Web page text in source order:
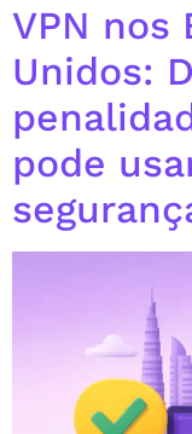
VPN nos
Unidos:
pode